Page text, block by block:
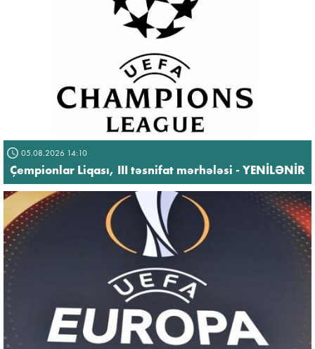
05.08.2026 14:10
Çempionlar Liqası, III təsnifat mərhələsi - YENİLƏNİR